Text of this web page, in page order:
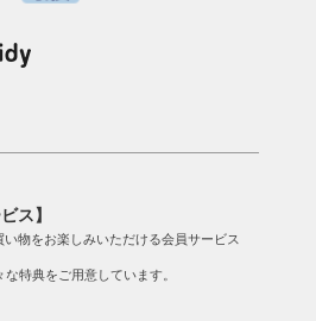
ス】
物をお楽しみいただける会員サービス
特典をご用意しています。